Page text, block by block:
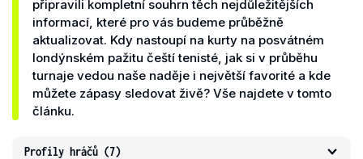
připravili kompletní souhrn těch nejdůležitějších
informací, které pro vás budeme průběžně
aktualizovat. Kdy nastoupí na kurty na posvátném
londýnském pažitu čeští tenisté, jak si v průběhu
turnaje vedou naše naděje i největší favorité a kde
můžete zápasy sledovat živě? Vše najdete v tomto
článku.
Profily hráčů (7)